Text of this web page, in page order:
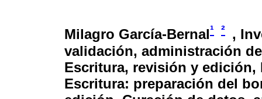
Milagro García-Bernal¹ ² ,
validación, administración
Escritura, revisión y
Escritura: preparación del